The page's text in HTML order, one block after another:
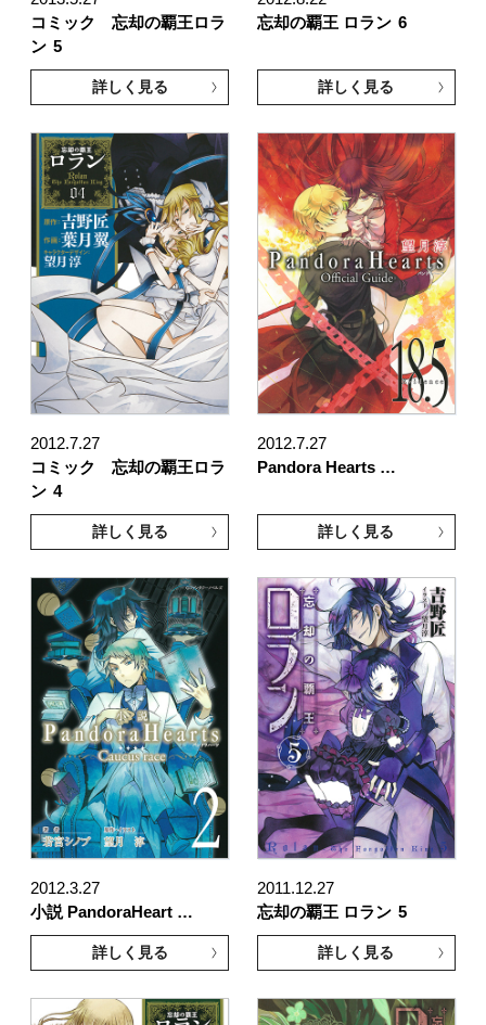
コミック 忘却の覇王ロラ
ン 5
詳しく見る
忘却の覇王 ロラン 6
詳しく見る
2012.7.27
コミック 忘却の覇王ロラ
ン 4
詳しく見る
2012.7.27
Pandora Hearts …
詳しく見る
2012.3.27
小説 PandoraHeart …
詳しく見る
2011.12.27
忘却の覇王 ロラン 5
詳しく見る